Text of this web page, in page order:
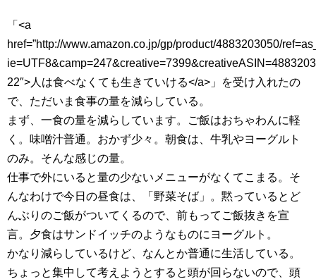
「<a
href=”http://www.amazon.co.jp/gp/product/4883203050/
22″>人は食べなくても生きていける</a>」を受け入れたの
で、ただいま食事の量を減らしている。
まず、一食の量を減らしています。ご飯はおちゃわんに軽
く。味噌汁普通。おかず少々。朝食は、牛乳やヨーグルト
のみ。そんな感じの量。
仕事で外にいると量の少ないメニューがなくてこまる。そ
んなわけで今日の昼食は、「野菜そば」。黙っているとど
んぶりのご飯がついてくるので、前もってご飯抜きを宣
言。夕食はサンドイッチのようなものにヨーグルト。
かなり減らしているけど、なんとか普通に生活している。
ちょっと集中して考えようとすると頭が回らないので、頭